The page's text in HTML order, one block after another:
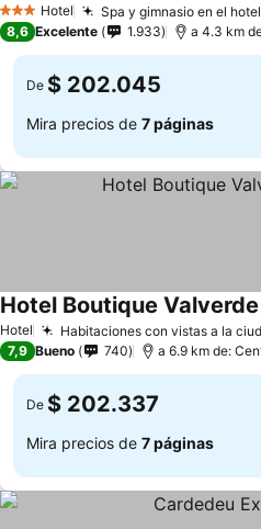
3 Estrellas
Hotel Spa y gimnasio en el hotel
8,6 Excelente 1.933 a 4.3 km
De $ 202.045
Mira precios de 7 páginas
Hotel Habitaciones con vistas a la
Hotel Boutique
7,9 Bueno 740 a 6.9 km de:
De $ 202.337
Mira precios de 7 páginas